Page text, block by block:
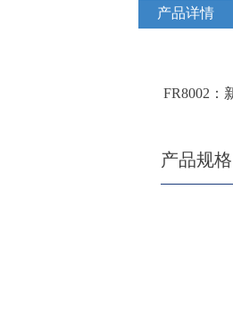
产品详情
FR8002：
产品规格